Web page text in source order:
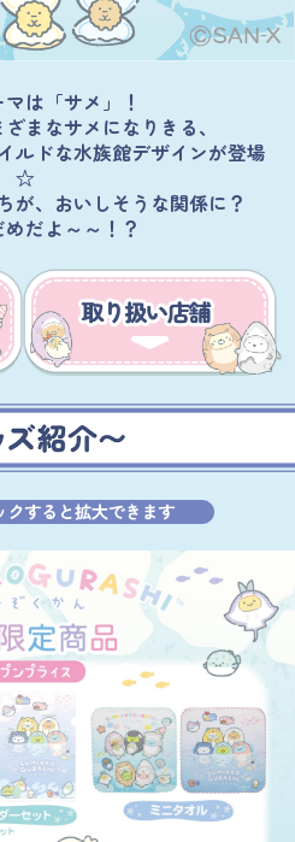
は「サメ」！
まなサメになりきる、
ルドな水族館デザインが登場
☆
が、おいしそうな関係に？
だよ～～！？